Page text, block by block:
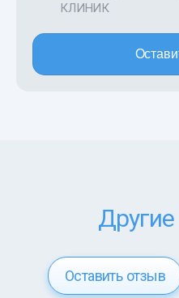
КЛИНИК
Оставить отзыв